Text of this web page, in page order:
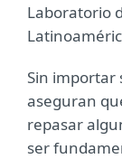
Laboratorio
Sin importar
aseguran
repasar
ser